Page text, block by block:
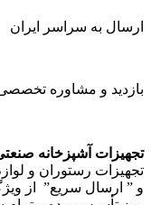
ارسال به سراسر ایران
بازدید و مشاوره
تجهیزات آشپزخانه
تجهیزات رستوران و
و ” ارسال سریع” از